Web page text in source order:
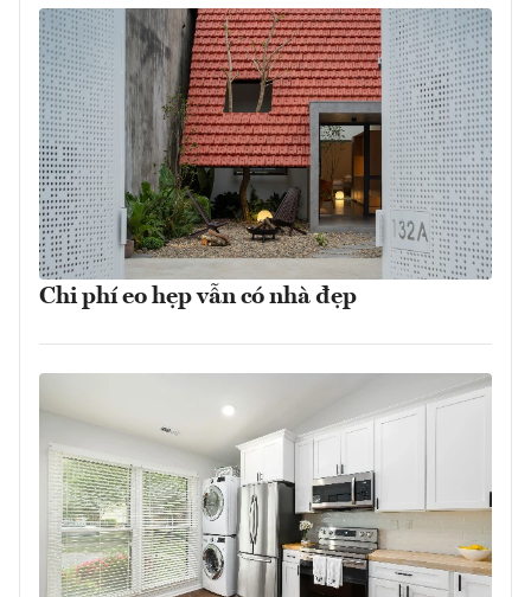
Chi phí eo hẹp vẫn có nhà đẹp